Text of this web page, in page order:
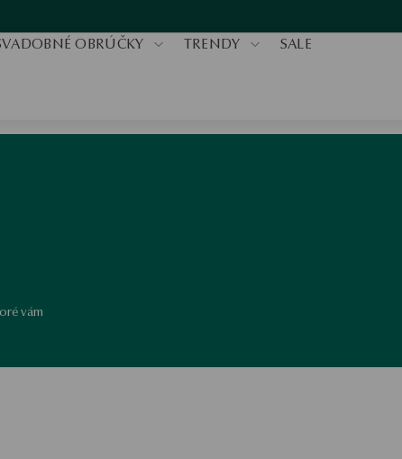
OBRÚČKY TRENDY SALE
vám